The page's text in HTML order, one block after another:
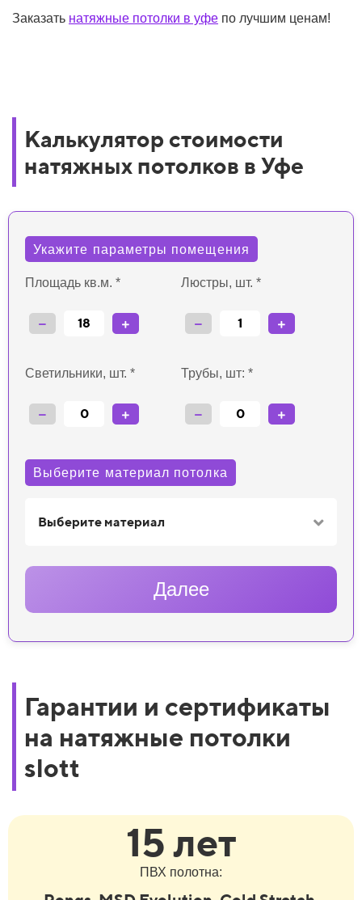
Заказать натяжные потолки в уфе по лучшим ценам!
Калькулятор стоимости
натяжных потолков в Уфе
Укажите параметры помещения
Площадь кв.м. * Люстры, шт. *
Светильники, шт. * Трубы, шт: *
Выберите материал потолка
Выберите материал
Далее
Гарантии и сертификаты
на натяжные потолки
slott
15 лет
ПВХ полотна: